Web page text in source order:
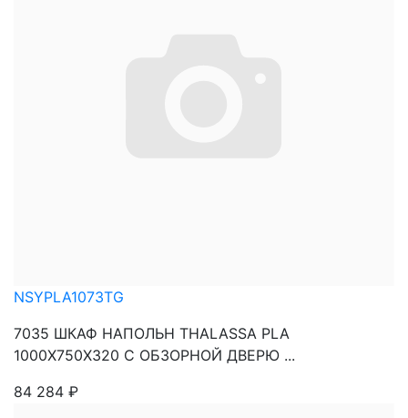
NSYPLA1073TG
7035 ШКАФ НАПОЛЬН THALASSA PLA
1000X750X320 C ОБЗОРНОЙ ДВЕРЮ ...
84 284 ₽